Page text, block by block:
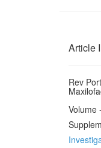
Article
Rev
Volume